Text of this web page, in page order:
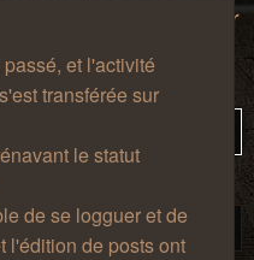
et l'activité
transférée sur
le statut
de se logguer et de
l'édition de posts ont
afin de pouvoir citer